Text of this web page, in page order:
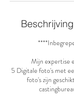
Mijn expertise
5 Digitale foto's met
foto's zijn